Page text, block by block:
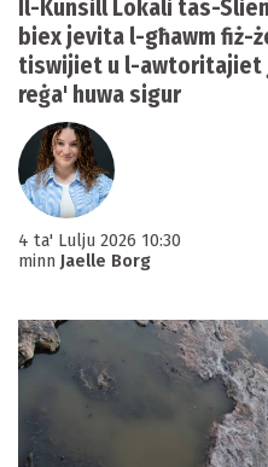
Il-Kunsill Lokali tas-
biex jevita l-għawm fiż-
tiswijiet u l-awtoritajiet
reġa' huwa sigur
4 ta' Lulju 2026 10:30
minn Jaelle Borg